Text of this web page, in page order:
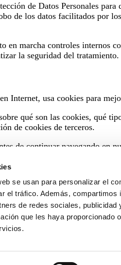
se usan para personalizar el
el tráfico. Además, compartimos
de redes sociales, publicidad
que les haya proporcionado
de Datos Personales
de los datos facilitados por
marcha controles internos
la seguridad del tratamiento.
Internet, usa cookies para
qué son las cookies, qué
de cookies de terceros.
de continuar navegando en
de Privacidad de acuerdo
notificada para que quede
pueda confirmar su
Aviso Legal